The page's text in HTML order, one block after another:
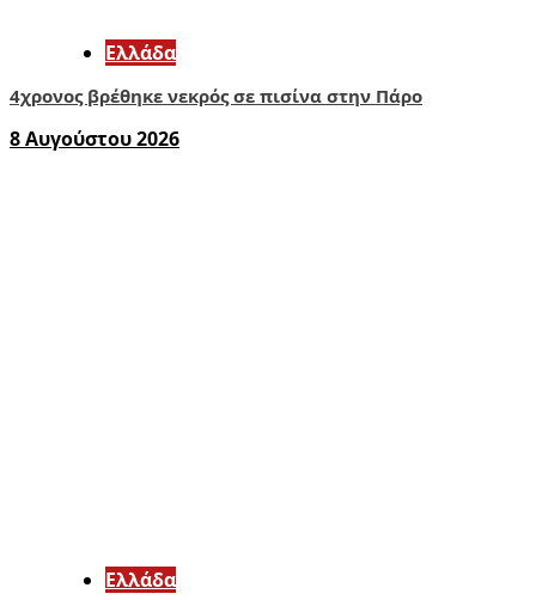
Ελλάδα
4χρονος βρέθηκε νεκρός σε πισίνα στην Πάρο
8 Αυγούστου 2026
Ελλάδα